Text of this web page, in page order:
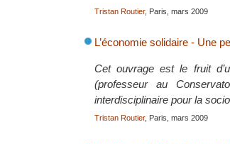
Tristan Routier, Paris, mars 2009
L’économie solidaire - Une
Cet ouvrage est le fruit
(professeur au
interdisciplinaire pour la
Tristan Routier, Paris, mars 2009